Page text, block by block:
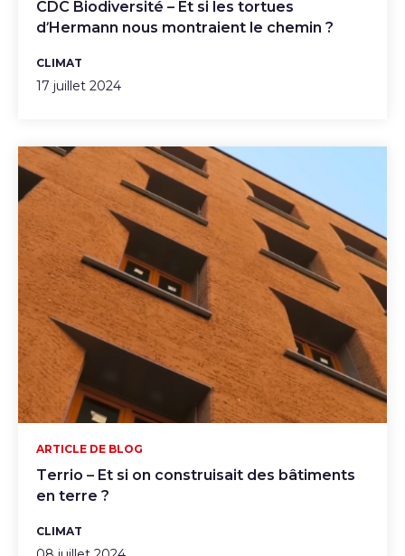
CDC Biodiversité – Et si les tortues
d’Hermann nous montraient le chemin ?
CLIMAT
17 juillet 2024
Terrio – Et si on construisait des bâtiments
en terre ?
ARTICLE DE BLOG
CLIMAT